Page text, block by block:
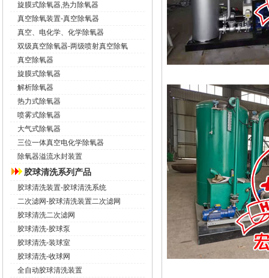
旋膜式除氧器,热力除氧器
真空除氧装置-真空除氧器
真空、电化学、化学除氧器
双级真空除氧器-两级喷射真空除氧
真空除氧器
旋膜式除氧器
解析除氧器
热力式除氧器
喷雾式除氧器
大气式除氧器
三位一体真空电化学除氧器
除氧器溢流水封装置
胶球清洗系列产品
胶球清洗装置-胶球清洗系统
二次滤网-胶球清洗装置二次滤网
胶球清洗二次滤网
胶球清洗-胶球泵
胶球清洗-装球室
胶球清洗-收球网
全自动胶球清洗装置